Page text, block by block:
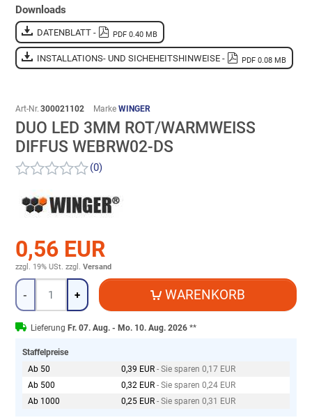
Downloads
DATENBLATT - PDF 0.40 MB
INSTALLATIONS- UND SICHEHEITSHINWEISE - PDF 0.08 MB
Art-Nr. 300021102 Marke WINGER
DUO LED 3MM ROT/WARMWEISS D
IFFUS WEBRW02-DS
(0)
0,56 EUR
zzgl. 19% USt. zzgl. Versand
Menge
- + WARENKORB
Lieferung Fr. 07. Aug. - Mo. 10. Aug. 2026**
Staffelpreise
Ab 50
0,39 EUR - Sie sparen 0,17 EUR
Ab 500
0,32 EUR - Sie sparen 0,24 EUR
Ab 1000
0,25 EUR - Sie sparen 0,31 EUR